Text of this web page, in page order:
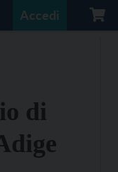
Accedi
di